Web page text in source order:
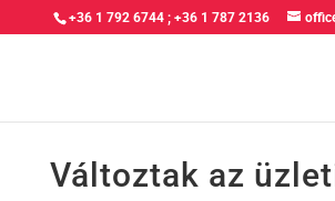
+36 1 792 6744 ;+36 1 787 2136
Változtak az